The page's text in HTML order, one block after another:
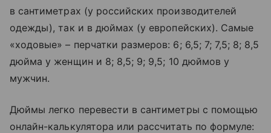
в сантиметрах (у российских производителей
одежды), так и в дюймах (у европейских). Самые
«ходовые» – перчатки размеров: 6; 6,5; 7; 7,5; 8; 8,5
дюйма у женщин и 8; 8,5; 9; 9,5; 10 дюймов у
мужчин.
Дюймы легко перевести в сантиметры с помощью
онлайн-калькулятора или рассчитать по формуле: